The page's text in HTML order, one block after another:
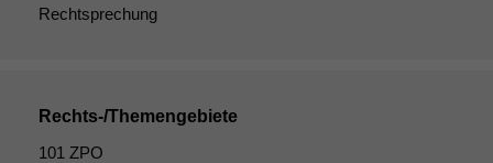
Rechtsprechung
Rechts-/Themengebiete
101 ZPO